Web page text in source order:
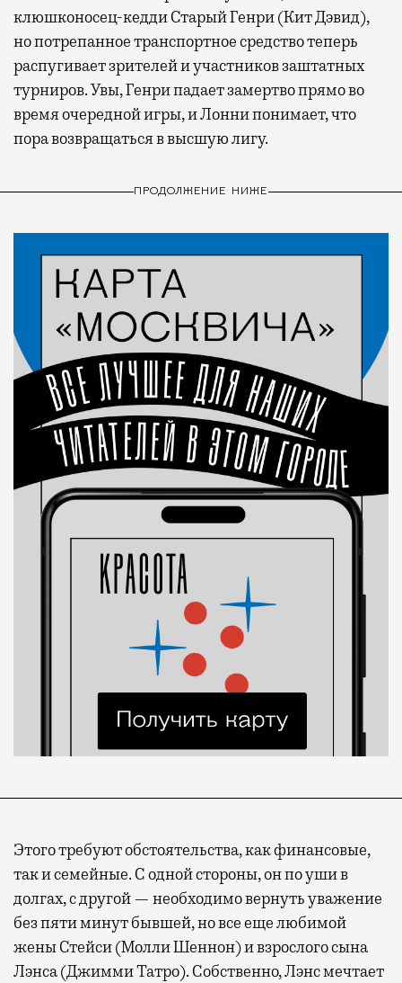
клюшконосец-кедди Старый Генри (Кит Дэвид),
но потрепанное транспортное средство теперь
распугивает зрителей и участников заштатных
турниров. Увы, Генри падает замертво прямо во
время очередной игры, и Лонни понимает, что
пора возвращаться в высшую лигу.
ПРОДОЛЖЕНИЕ НИЖЕ
Этого требуют обстоятельства, как финансовые,
так и семейные. С одной стороны, он по уши в
долгах, с другой — необходимо вернуть уважение
без пяти минут бывшей, но все еще любимой
жены Стейси (Молли Шеннон) и взрослого сына
Лэнса (Джимми Татро). Собственно, Лэнс мечтает